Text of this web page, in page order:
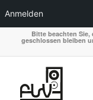
Anmelden
Bitte beachten
geschlossen bleiben